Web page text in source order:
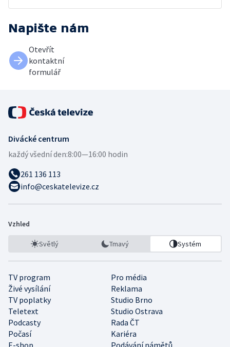
Napište nám
Otevřít
kontaktní
formulář
Divácké centrum
každý všední den:8:00—16:00 hodin
261 136 113
info@ceskatelevize.cz
Vzhled
Světlý Tmavý Systém
TV program
Pro média
Živé vysílání
Reklama
TV poplatky
Studio Brno
Teletext
Studio Ostrava
Podcasty
Rada ČT
Počasí
Kariéra
E-shop
Podávání námětů